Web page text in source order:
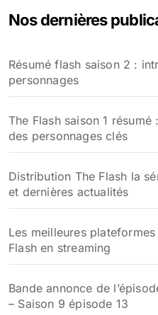
r
e
r
Nos dernières
Résumé flash saison 2 :
personnages
The Flash saison 1
des personnages clés
Distribution The Flash la
et dernières actualités
Les meilleures
Flash en streaming
Bande annonce de
– Saison 9 épisode 13